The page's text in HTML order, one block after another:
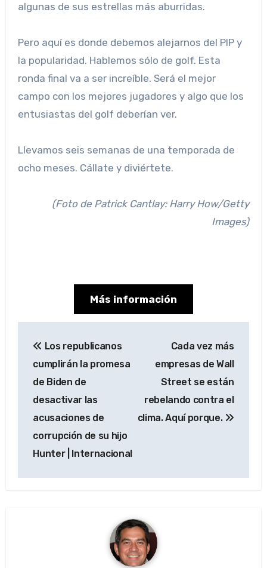
algunas de sus estrellas más aburridas.
Pero aquí es donde debemos alejarnos del PIP y
la popularidad. Hablemos sólo de golf. Esta
ronda final va a ser increíble. Será el mejor
campo con los mejores jugadores y algo que los
entusiastas del golf deberían ver.
Llevamos seis semanas de una temporada de
ocho meses. Cállate y diviértete.
(Foto de Patrick Cantlay: Harry How/Getty
Images)
Más información
de
entradas
Los republicanos
cumplirán la promesa
de Biden de
desactivar las
acusaciones de
corrupción de su hijo
Hunter | Internacional
Cada vez más
empresas de Wall
Street se están
rebelando contra el
clima. Aquí porque.